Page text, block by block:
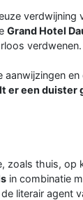
verdwijning
Grand Hotel
verdwenen.
en
er een duister
zoals thuis, op
in combinatie
literair agent